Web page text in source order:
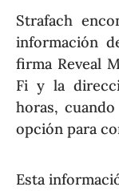
Strafach
información
firma Reveal
Fi y la
horas,
opción para
Esta